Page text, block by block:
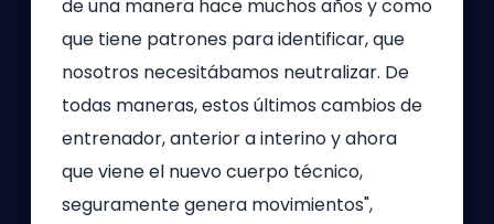
de una manera hace muchos años y como
que tiene patrones para identificar, que
nosotros necesitábamos neutralizar. De
todas maneras, estos últimos cambios de
entrenador, anterior a interino y ahora
que viene el nuevo cuerpo técnico,
seguramente genera movimientos",